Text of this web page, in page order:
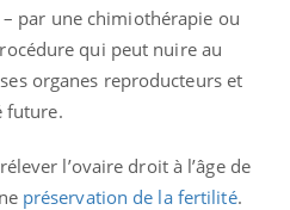
par une chimiothérapie ou
qui peut nuire au
organes reproducteurs et
future.
l’ovaire droit à l’âge de
préservation de la fertilité.